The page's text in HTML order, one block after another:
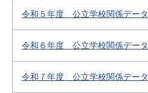
令和５年度 公立学校関係データ
令和６年度 公立学校関係データ
令和７年度 公立学校関係データ